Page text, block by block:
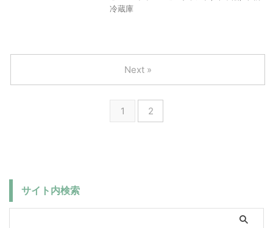
冷蔵庫
1 2
Next »
サイト内検索